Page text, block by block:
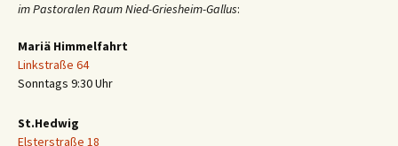
im Pastoralen Raum Nied-Griesheim-Gallus:
Mariä Himmelfahrt
Linkstraße 64
Sonntags 9:30 Uhr
St.Hedwig
Elsterstraße 18